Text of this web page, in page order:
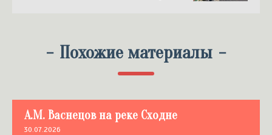
- Похожие материалы -
А.М. Васнецов на реке Сходне
30.07.2026